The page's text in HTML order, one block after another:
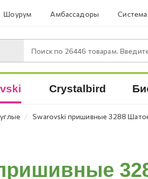
Шоурум Амбассадоры
Поиск по 26446 товарам. Введите
Crystalbird
⁄ Swarovski пришивные 3288